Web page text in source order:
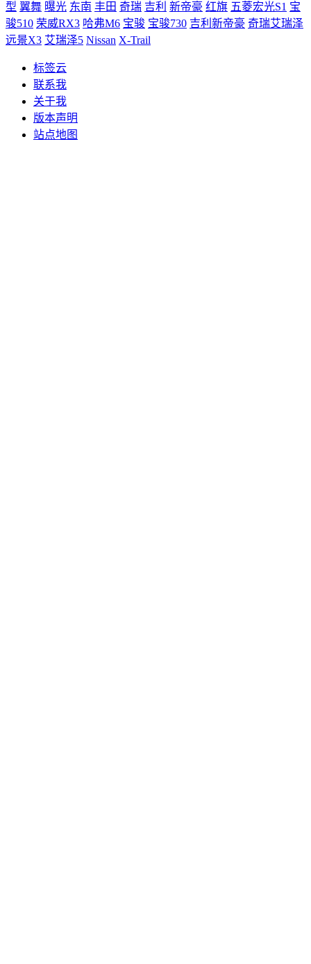
型 翼舞 曝光 东南 丰田 奇瑞 吉利 新帝豪 红旗 五菱宏光S1 宝
骏510 荣威RX3 哈弗M6 宝骏 宝骏730 吉利新帝豪 奇瑞艾瑞泽
远景X3 艾瑞泽5 Nissan X-Trail
标签云
联系我
关于我
版本声明
站点地图